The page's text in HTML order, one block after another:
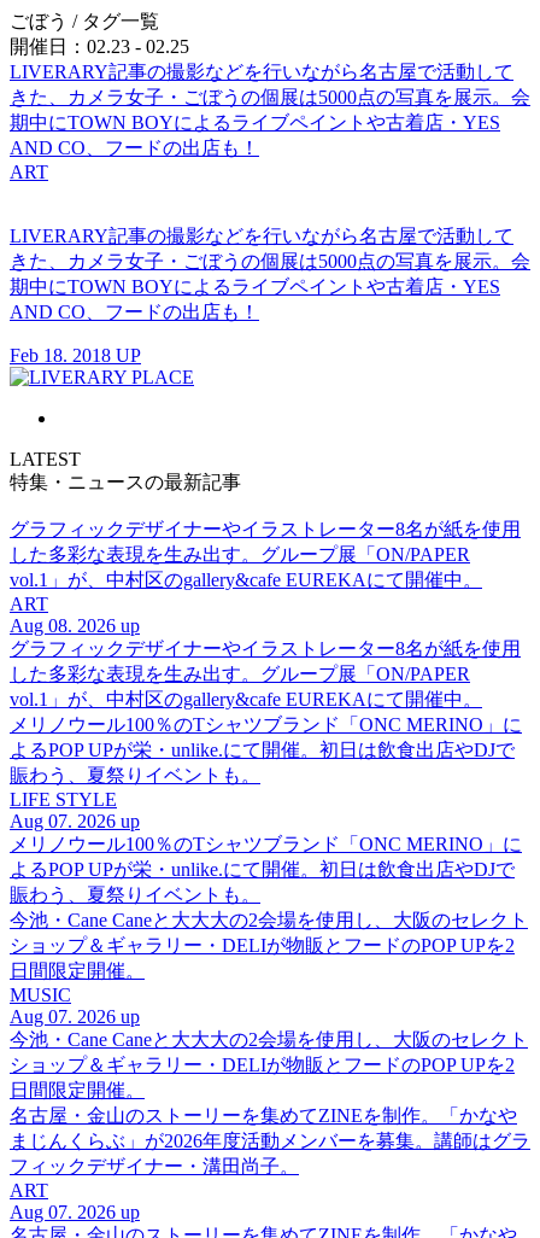
ごぼう / タグ一覧
開催日：02.23 - 02.25
LIVERARY記事の撮影などを行いながら名古屋で活動して
きた、カメラ女子・ごぼうの個展は5000点の写真を展示。会
期中にTOWN BOYによるライブペイントや古着店・YES
AND CO、フードの出店も！
ART
LIVERARY記事の撮影などを行いながら名古屋で活動して
きた、カメラ女子・ごぼうの個展は5000点の写真を展示。会
期中にTOWN BOYによるライブペイントや古着店・YES
AND CO、フードの出店も！
Feb 18. 2018 UP
LATEST
特集・ニュースの最新記事
グラフィックデザイナーやイラストレーター8名が紙を使用
した多彩な表現を生み出す。グループ展「ON/PAPER
vol.1」が、中村区のgallery&cafe EUREKAにて開催中。
ART
Aug 08. 2026 up
グラフィックデザイナーやイラストレーター8名が紙を使用
した多彩な表現を生み出す。グループ展「ON/PAPER
vol.1」が、中村区のgallery&cafe EUREKAにて開催中。
メリノウール100％のTシャツブランド「ONC MERINO」に
よるPOP UPが栄・unlike.にて開催。初日は飲食出店やDJで
賑わう、夏祭りイベントも。
LIFE STYLE
Aug 07. 2026 up
メリノウール100％のTシャツブランド「ONC MERINO」に
よるPOP UPが栄・unlike.にて開催。初日は飲食出店やDJで
賑わう、夏祭りイベントも。
今池・Cane Caneと大大大の2会場を使用し、大阪のセレクト
ショップ＆ギャラリー・DELIが物販とフードのPOP UPを2
日間限定開催。
MUSIC
Aug 07. 2026 up
今池・Cane Caneと大大大の2会場を使用し、大阪のセレクト
ショップ＆ギャラリー・DELIが物販とフードのPOP UPを2
日間限定開催。
名古屋・金山のストーリーを集めてZINEを制作。「かなや
まじんくらぶ」が2026年度活動メンバーを募集。講師はグラ
フィックデザイナー・溝田尚子。
ART
Aug 07. 2026 up